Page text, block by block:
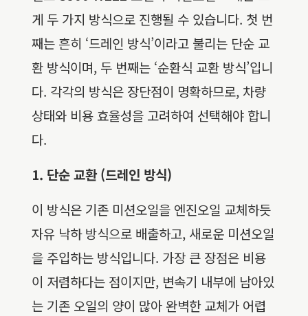
게 두 가지 방식으로 진행될 수 있습니다. 첫 번
째는 흔히 ‘드레인 방식’이라고 불리는 단순 교
환 방식이며, 두 번째는 ‘순환식 교환 방식’입니
다. 각각의 방식은 장단점이 명확하므로, 차량
상태와 비용 효율성을 고려하여 선택해야 합니
다.
1. 단순 교환 (드레인 방식)
이 방식은 기존 미션오일을 엔진오일 교체하듯
자유 낙하 방식으로 배출하고, 새로운 미션오일
을 주입하는 방식입니다. 가장 큰 장점은 비용
이 저렴하다는 점이지만, 변속기 내부에 남아있
는 기존 오일의 양이 많아 완벽한 교체가 어렵